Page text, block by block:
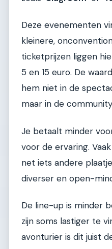
Deze evenementen
kleinere,
ticketprijzen liggen
5 en 15 euro. De
hem niet in de
maar in de
Je betaalt minder
voor de ervaring.
net iets andere
diverser en open-
De line-up is minder
zijn soms lastiger te
avonturier is dit juist